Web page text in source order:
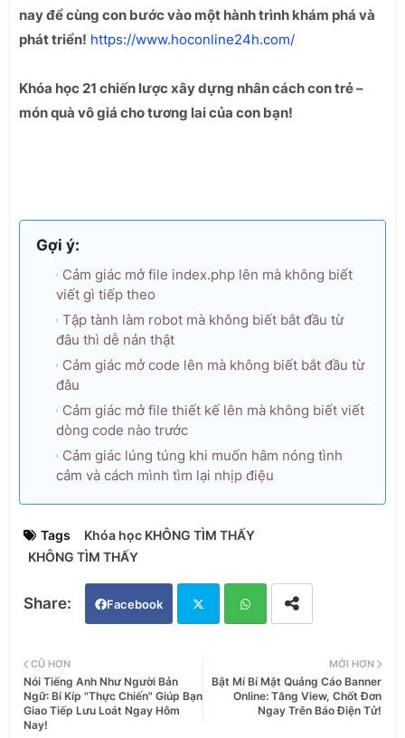
nay để cùng con bước vào một hành trình khám phá và
phát triển! https://www.hoconline24h.com/
Khóa học 21 chiến lược xây dựng nhân cách con trẻ –
món quà vô giá cho tương lai của con bạn!
Gợi ý:
Cảm giác mở file index.php lên mà không biết
viết gì tiếp theo
Tập tành làm robot mà không biết bắt đầu từ
đâu thì dễ nản thật
Cảm giác mở code lên mà không biết bắt đầu từ
đâu
Cảm giác mở file thiết kế lên mà không biết viết
dòng code nào trước
Cảm giác lúng túng khi muốn hâm nóng tình
cảm và cách mình tìm lại nhịp điệu
Tags
Khóa học KHÔNG TÌM THẤY
KHÔNG TÌM THẤY
Facebook
ats
MỚI HƠN
Bật Mí Bí Mật Quảng Cáo Banner
Online: Tăng View, Chốt Đơn
Ngay Trên Báo Điện Tử!
CŨ HƠN
Nói Tiếng Anh Như Người Bản
Ngữ: Bí Kíp "Thực Chiến" Giúp Bạn
Giao Tiếp Lưu Loát Ngay Hôm
Nay!